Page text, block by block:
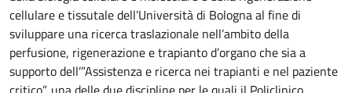
cellulare e tissutale dell’Università di Bologna al fine di
sviluppare una ricerca traslazionale nell’ambito della
perfusione, rigenerazione e trapianto d’organo che sia a
supporto dell’”Assistenza e ricerca nei trapianti e nel paziente